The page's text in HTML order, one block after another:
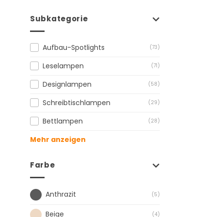
Subkategorie
Aufbau-Spotlights (73)
Leselampen (71)
Designlampen (58)
Schreibtischlampen (29)
Bettlampen (28)
Mehr anzeigen
Farbe
Anthrazit (5)
Beige (4)